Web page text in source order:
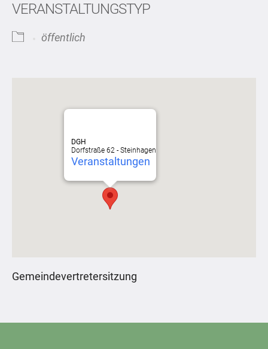
VERANSTALTUNGSTYP
öffentlich
DGH
Dorfstraße 62 - Steinhagen
Veranstaltungen
Gemeindevertretersitzung